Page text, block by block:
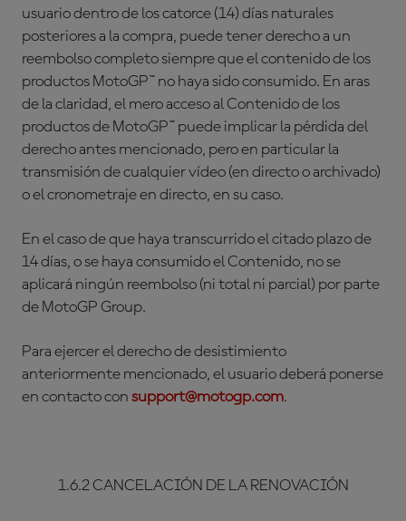
usuario dentro de los catorce (14) días naturales
posteriores a la compra, puede tener derecho a un
reembolso completo siempre que el contenido de los
productos MotoGP™ no haya sido consumido. En aras
de la claridad, el mero acceso al Contenido de los
productos de MotoGP™ puede implicar la pérdida del
derecho antes mencionado, pero en particular la
transmisión de cualquier vídeo (en directo o archivado)
o el cronometraje en directo, en su caso.
En el caso de que haya transcurrido el citado plazo de
14 días, o se haya consumido el Contenido, no se
aplicará ningún reembolso (ni total ni parcial) por parte
de MotoGP Group.
Para ejercer el derecho de desistimiento
anteriormente mencionado, el usuario deberá ponerse
en contacto con support@motogp.com.
1.6.2 CANCELACIÓN DE LA RENOVACIÓN